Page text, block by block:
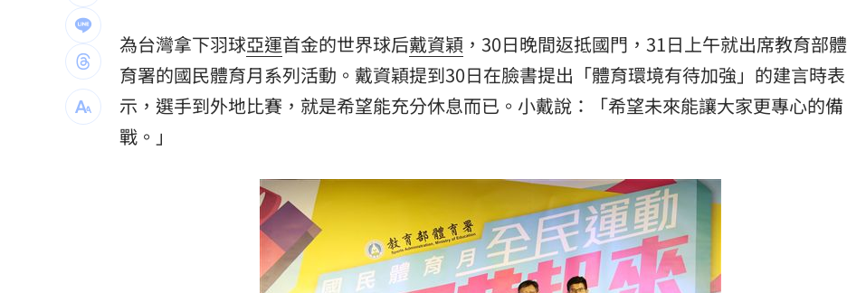
阿部雄大合約到831 林威助曝有續留機會 18:45
楊紫瓊嗨慶64歲生日 豪門尪曬接吻照放閃 18:38
郭郁政對獅表現不及格 葉君璋說重話點評
棄高薪顧自閉雙胞兒 單親父仍遭嗆教不好 18:30
專家斷言國巨「只跌一半」500元非底 18:28
兆基債務風暴！李建成移送北檢複訊 18:28
為台灣拿下羽球亞運首金的世界球后戴資穎 ，30日晚間返抵國門，31日上午就出席教育部體
育署的國民體育月系列活動。戴資穎提到30日在臉書提出「體育環境有待加強」的建言時表
示，選手到外地比賽，就是希望能充分休息而已。小戴說：「希望未來能讓大家更專心的備
戰。」